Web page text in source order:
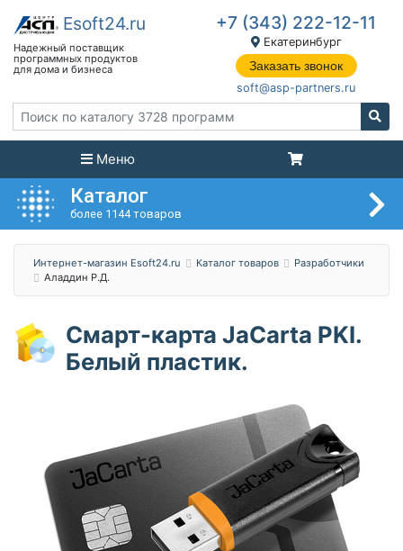
+7 (343) 222-12-11
Екатеринбург
Заказать звонок
soft@asp-partners.ru
Меню
Каталог
более 1144 товаров
Интернет-магазин Esoft24.ru Каталог товаров
Разработчики
Аладдин Р.Д.
Смарт-карта JaCarta PKI.
Белый пластик.